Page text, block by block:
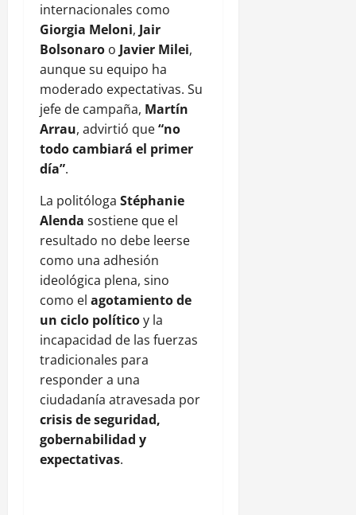
internacionales como
Giorgia Meloni, Jair
Bolsonaro o Javier Milei,
aunque su equipo ha
moderado expectativas. Su
jefe de campaña, Martín
Arrau, advirtió que“no
todo cambiará el primer
día”.
La politóloga Stéphanie
Alenda sostiene que el
resultado no debe leerse
como una adhesión
ideológica plena, sino
como el agotamiento de
un ciclo políticoy la
incapacidad de las fuerzas
tradicionales para
responder a una
ciudadanía atravesada por
crisis de seguridad,
gobernabilidad y
expectativas.